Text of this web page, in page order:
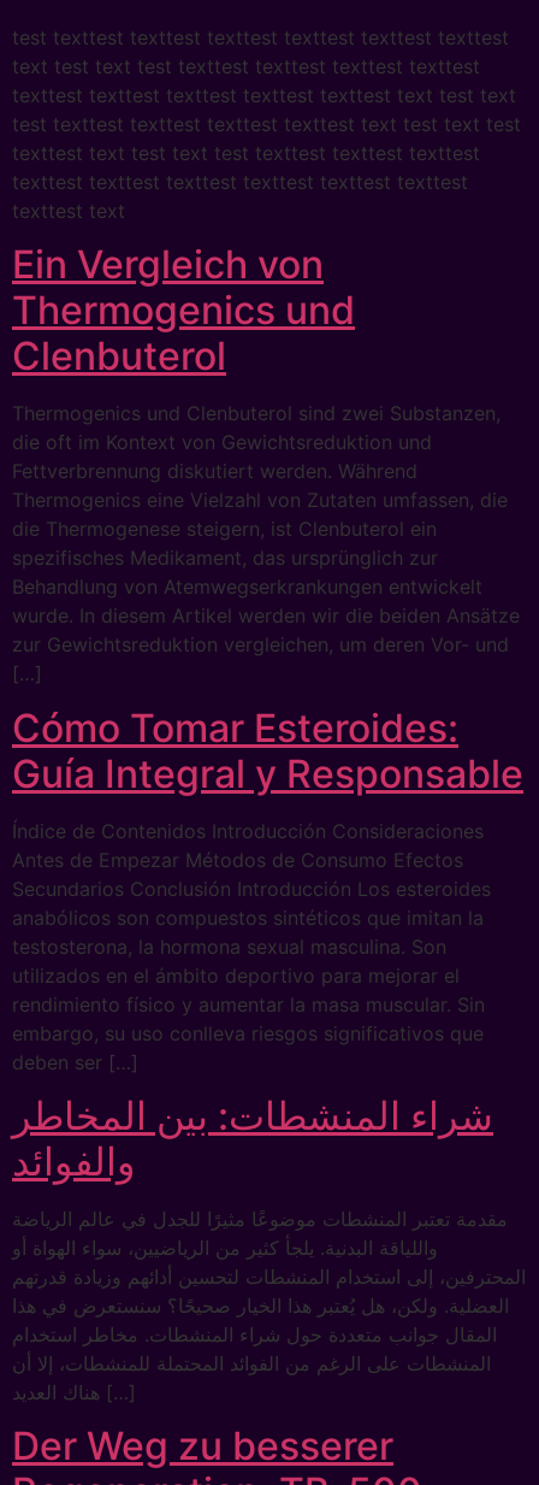
test texttest texttest texttest texttest texttest texttest
text test text test texttest texttest texttest texttest
texttest texttest texttest texttest texttest text test text
test texttest texttest texttest texttest text test text test
texttest text test text test texttest texttest texttest
texttest texttest texttest texttest texttest texttest
texttest text
Ein Vergleich von
Thermogenics und
Clenbuterol
Thermogenics und Clenbuterol sind zwei Substanzen,
die oft im Kontext von Gewichtsreduktion und
Fettverbrennung diskutiert werden. Während
Thermogenics eine Vielzahl von Zutaten umfassen, die
die Thermogenese steigern, ist Clenbuterol ein
spezifisches Medikament, das ursprünglich zur
Behandlung von Atemwegserkrankungen entwickelt
wurde. In diesem Artikel werden wir die beiden Ansätze
zur Gewichtsreduktion vergleichen, um deren Vor- und
[…]
Cómo Tomar Esteroides:
Guía Integral y Responsable
Índice de Contenidos Introducción Consideraciones
Antes de Empezar Métodos de Consumo Efectos
Secundarios Conclusión Introducción Los esteroides
anabólicos son compuestos sintéticos que imitan la
testosterona, la hormona sexual masculina. Son
utilizados en el ámbito deportivo para mejorar el
rendimiento físico y aumentar la masa muscular. Sin
embargo, su uso conlleva riesgos significativos que
deben ser […]
شراء المنشطات: بين المخاطر
والفوائد
مقدمة تعتبر المنشطات موضوعًا مثيرًا للجدل في عالم الرياضة
واللياقة البدنية. يلجأ كثير من الرياضيين، سواء الهواة أو
المحترفين، إلى استخدام المنشطات لتحسين أدائهم وزيادة قدرتهم
العضلية. ولكن، هل يُعتبر هذا الخيار صحيحًا؟ سنستعرض في هذا
المقال جوانب متعددة حول شراء المنشطات. مخاطر استخدام
المنشطات على الرغم من الفوائد المحتملة للمنشطات، إلا أن
هناك العديد […]
Der Weg zu besserer